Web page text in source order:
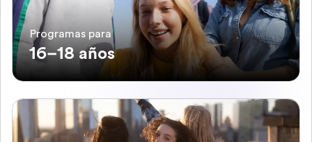
Programas para
16–18 años